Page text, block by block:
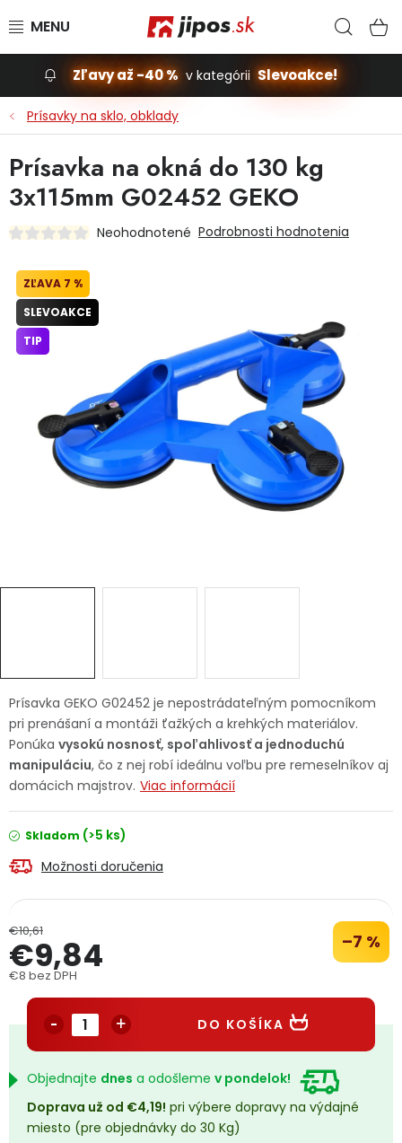
Slevoakce
Stavba, dom
Dielňa
Príslušenstvo pre automobily
Vybavenie a hračky pre deti
Ochranné pracovné pomôcky
Vianoce
Servis náradia Hodnotenie obchodu
Doprava a platba Váš zákaznícky účet
Kontakty
Reklamačný formulár
Obchodné podmienky Reklamačný poriadok
Podmienky ochrany osobných údajov
Přihlášení Registrace +
Zľavy až -40 % v kategórii Slevoakce!
Prísavky na sklo, obklady
Prísavka GEKO G02452 je nepostrádateľným pomocníkom
pri prenášaní a montáži ťažkých a krehkých materiálov.
Ponúka vysokú nosnosť, spoľahlivosť a jednoduchú
manipuláciu, čo z nej robí ideálnu voľbu pre remeselníkov aj
domácich majstrov. Viac informácií
Skladom (>5 ks)
Možnosti doručenia
€10,61 –7 %
€9,84
€8 bez DPH
DO KOŠÍKA
Objednajte dnes a odošleme v pondelok!
Doprava už od €4,19! pri výbere dopravy na výdajné
miesto (pre objednávky do 30 Kg)
Prísavka na okná do 130 kg
3x115mm G02452 GEKO
Neohodnotené Podrobnosti hodnotenia
7 %
SLEVOAKCE
TIP